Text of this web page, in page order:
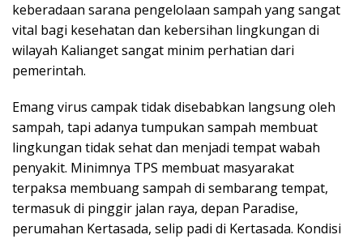
keberadaan sarana pengelolaan sampah yang sangat
vital bagi kesehatan dan kebersihan lingkungan di
wilayah Kalianget sangat minim perhatian dari
pemerintah.
Emang virus campak tidak disebabkan langsung oleh
sampah, tapi adanya tumpukan sampah membuat
lingkungan tidak sehat dan menjadi tempat wabah
penyakit. Minimnya TPS membuat masyarakat
terpaksa membuang sampah di sembarang tempat,
termasuk di pinggir jalan raya, depan Paradise,
perumahan Kertasada, selip padi di Kertasada. Kondisi